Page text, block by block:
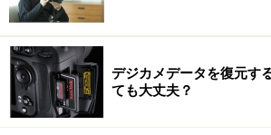
デジカメデータを復元す
ても大丈夫？